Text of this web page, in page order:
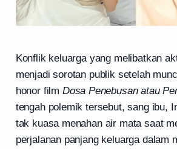
Konflik keluarga yang melibatkan
menjadi sorotan publik setelah
honor film Dosa Penebusan atau
tengah polemik tersebut, sang ibu,
tak kuasa menahan air mata saat
perjalanan panjang keluarga dalam